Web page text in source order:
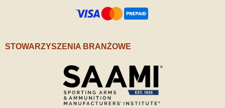
STOWARZYSZENIA BRANŻOWE